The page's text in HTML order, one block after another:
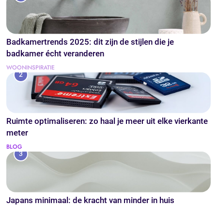
Badkamertrends 2025: dit zijn de stijlen die je
badkamer écht veranderen
WOONINSPIRATIE
2
Ruimte optimaliseren: zo haal je meer uit elke vierkante
meter
BLOG
3
Japans minimaal: de kracht van minder in huis